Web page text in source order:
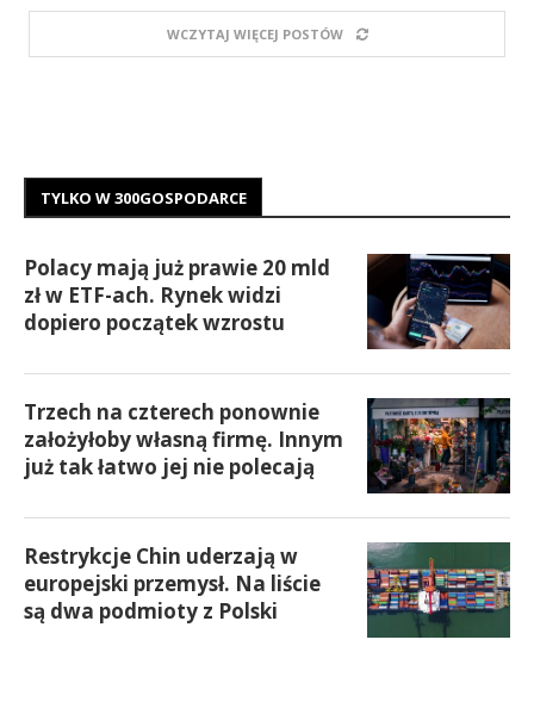
WCZYTAJ WIĘCEJ POSTÓW
TYLKO W 300GOSPODARCE
Polacy mają już prawie 20 mld
zł w ETF-ach. Rynek widzi
dopiero początek wzrostu
Trzech na czterech ponownie
założyłoby własną firmę. Innym
już tak łatwo jej nie polecają
Restrykcje Chin uderzają w
europejski przemysł. Na liście
są dwa podmioty z Polski